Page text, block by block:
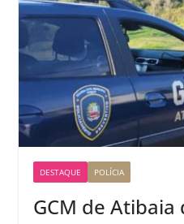
DESTAQUE POLÍCIA
GCM de